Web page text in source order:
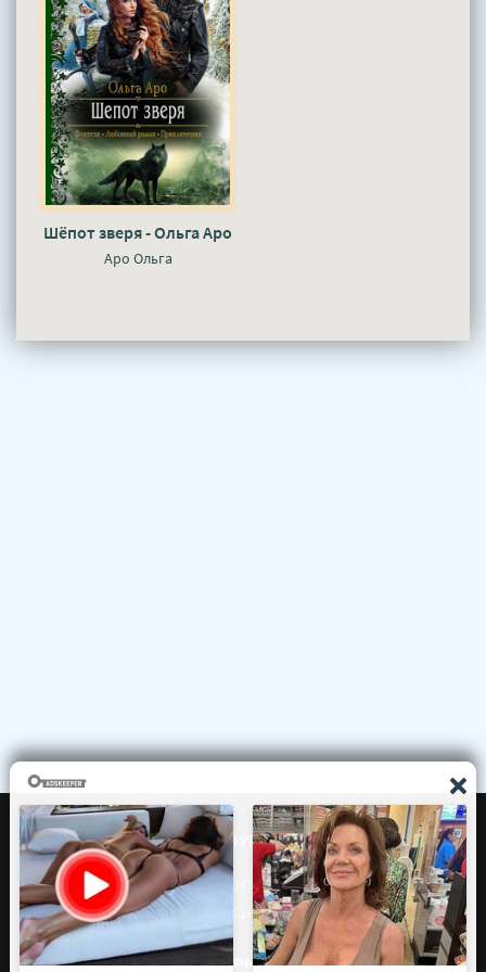
Шёпот зверя - Ольга Аро
Аро Ольга
ЧТО СЛУШАЕМ?
ТОП 100
Жанры
ИНФОРМАЦИЯ